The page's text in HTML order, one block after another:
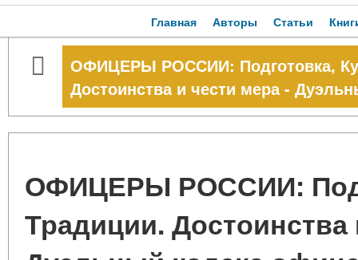
Главная Авторы Статьи
ОФИЦЕРЫ РОССИИ: Подготовка,
Достоинства и чести мера -
ОФИЦЕРЫ РОССИИ:
Традиции. Достоинства